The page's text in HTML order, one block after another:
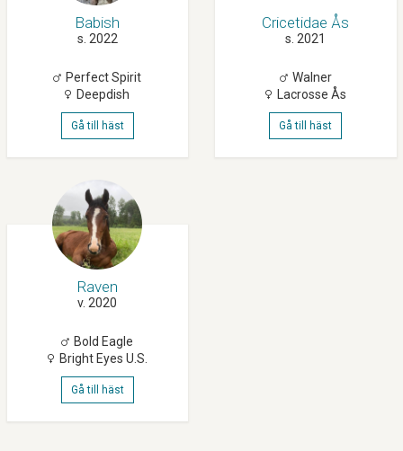
Babish
s. 2022
Perfect Spirit
Deepdish
Gå till häst
Cricetidae Ås
s. 2021
Walner
Lacrosse Ås
Gå till häst
Raven
v. 2020
Bold Eagle
Bright Eyes U.s.
Gå till häst